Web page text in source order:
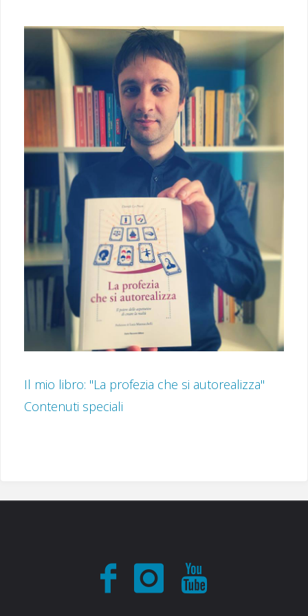
Il mio libro: "La profezia che si autorealizza"
Contenuti speciali